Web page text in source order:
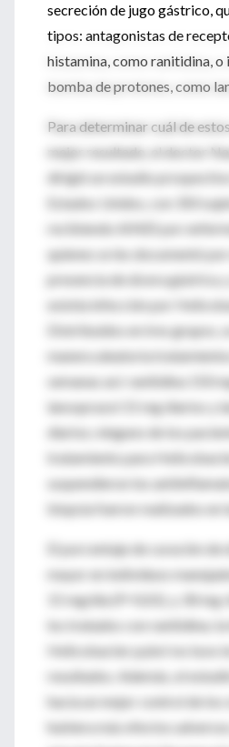
secreción de jugo gástrico,
tipos: antagonistas de
histamina, como ranitidina, o
bomba de protones, como
Para determinar cuál de
mejor resultado, el doctor
dirigió un estudio
Estados Unidos, con 350
recibiendo AINES por
quienes se les documentó
presencia de úlcera gástrica,
existía infección por
Distribuidos en tres grupos,
manera aleatoria
semanas así: ranitidina 150
lansoprazol 15 mg diarios y
diarios; ninguno de los
tratamiento para
suspendieron los
biopsia fueron realizados en
El porcentaje de curación de
mayor en individuos
15 mg/día (P=0,01), y 30 mg
los tratados con ranitidina; la
Helicobacter pylori no tuvo
resultados. Además, el
hacia un mejor control de los
hubiera más efectos